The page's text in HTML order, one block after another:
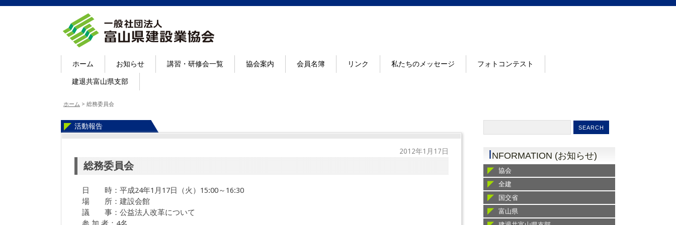
ホーム お知らせ 講習・研修会一覧 協会案内 会員名簿 リンク 私たちのメッセージ フォトコンテスト
建退共富山県支部
ホーム > 総務委員会
活動報告
2012年1月17日
総務委員会
日 時：平成24年1月17日（火）15:00～16:30
場 所：建設会館
議 事：公益法人改革について
INFORMATION (お知らせ)
協会
全建
国交省
富山県